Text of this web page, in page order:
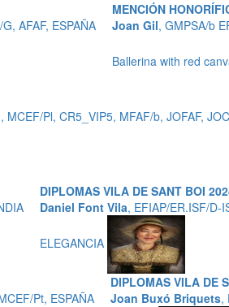
AFAF, ESPAÑA
MENCIÓN
Joan Gil, GMPSA/b
Ballerina with red
MCEF/Pl, CR5_VIP5, MFAF/b, JOFAF,
DIPLOMAS VILA DE SANT BOI
Daniel Font Vila, EFIAP/ER.ISF/D-
ELEGANCIA
Pt, ESPAÑA
DIPLOMAS VILA DE
Joan Buxó Briquets,